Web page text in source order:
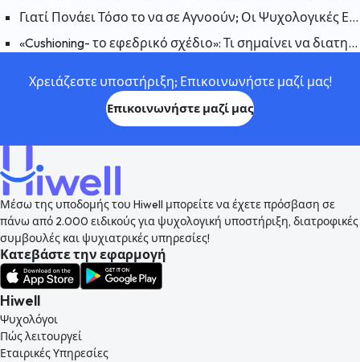
Γιατί Πονάει Τόσο το να σε Αγνοούν; Οι Ψυχολογικές Επιπτώσεις της Αδιαφορίας
«Cushioning- το εφεδρικό σχέδιο»: Τι σημαίνει να διατηρείται ένα εφεδρικό σχέδιο σε μια σχέση και γιατί συμβαίνει;
Χρειάζεστε υποστήριξη; Επικοινωνήστε μαζί μας!
Επικοινωνήστε μαζί μας
Μέσω της υποδομής του Hiwell μπορείτε να έχετε πρόσβαση σε
πάνω από 2.000 ειδικούς για ψυχολογική υποστήριξη, διατροφικές
συμβουλές και ψυχιατρικές υπηρεσίες!
Κατεβάστε την εφαρμογή
Hiwell
Ψυχολόγοι
Πώς λειτουργεί
Εταιρικές Υπηρεσίες